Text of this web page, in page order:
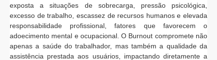
exposta a situações de sobrecarga, pressão psicológica,
excesso de trabalho, escassez de recursos humanos e elevada
responsabilidade profissional, fatores que favorecem o
adoecimento mental e ocupacional. O Burnout compromete não
apenas a saúde do trabalhador, mas também a qualidade da
assistência prestada aos usuários, impactando diretamente a